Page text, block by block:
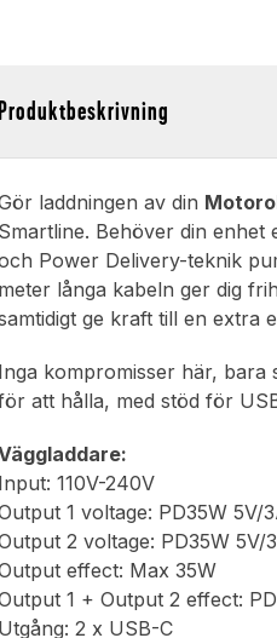
Produktbeskrivning
laddningen av din
Smartline. Behöver din enhet
Power Delivery-teknik
meter långa kabeln ger dig
ge kraft till en extra
Inga kompromisser här, bara
att hålla, med stöd för
Input: 110V-240V
1 voltage: PD35W 5V/
2 voltage: PD35W 5V/
effect: Max 35W
1 + Output 2 effect:
Utgång: 2 x USB-C